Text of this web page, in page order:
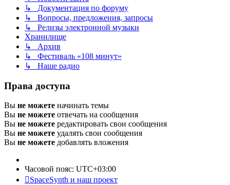
↳ Документация по форуму
↳ Вопросы, предложения, запросы
↳ Релизы электронной музыки
Хранилище
↳ Архив
↳ Фестиваль «108 минут»
↳ Наше радио
Права доступа
Вы не можете начинать темы
Вы не можете отвечать на сообщения
Вы не можете редактировать свои сообщения
Вы не можете удалять свои сообщения
Вы не можете добавлять вложения
Часовой пояс: UTC+03:00
SpaceSynth и наш проект